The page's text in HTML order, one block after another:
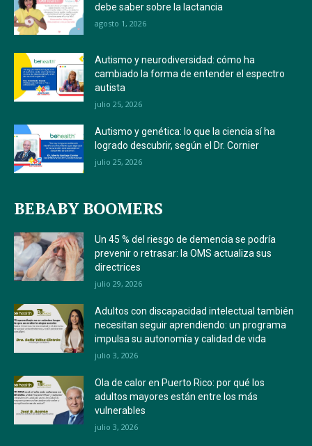
debe saber sobre la lactancia
agosto 1, 2026
Autismo y neurodiversidad: cómo ha
cambiado la forma de entender el espectro
autista
julio 25, 2026
Autismo y genética: lo que la ciencia sí ha
logrado descubrir, según el Dr. Cornier
julio 25, 2026
BEBABY BOOMERS
Un 45 % del riesgo de demencia se podría
prevenir o retrasar: la OMS actualiza sus
directrices
julio 29, 2026
Adultos con discapacidad intelectual también
necesitan seguir aprendiendo: un programa
impulsa su autonomía y calidad de vida
julio 3, 2026
Ola de calor en Puerto Rico: por qué los
adultos mayores están entre los más
vulnerables
julio 3, 2026